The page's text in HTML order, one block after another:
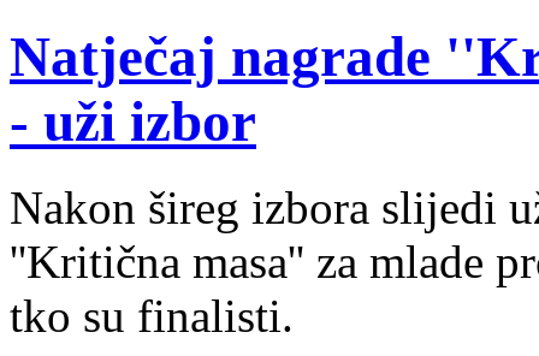
Natječaj nagrade
- uži izbor
Nakon šireg izbora slijedi
''Kritična masa'' za mlade
tko su finalisti.